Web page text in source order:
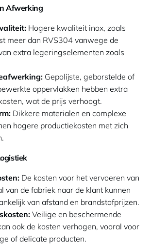
Afwerking
Hogere kwaliteit inox, zoals
meer dan RVS304 vanwege de
extra legeringselementen zoals
Gepolijste, geborstelde of
oppervlakken hebben extra
wat de prijs verhoogt.
Dikkere materialen en complexe
hogere productiekosten met zich
De kosten voor het vervoeren van
van de fabriek naar de klant kunnen
van afstand en brandstofprijzen.
Veilige en beschermende
ook de kosten verhogen, vooral voor
of delicate producten.